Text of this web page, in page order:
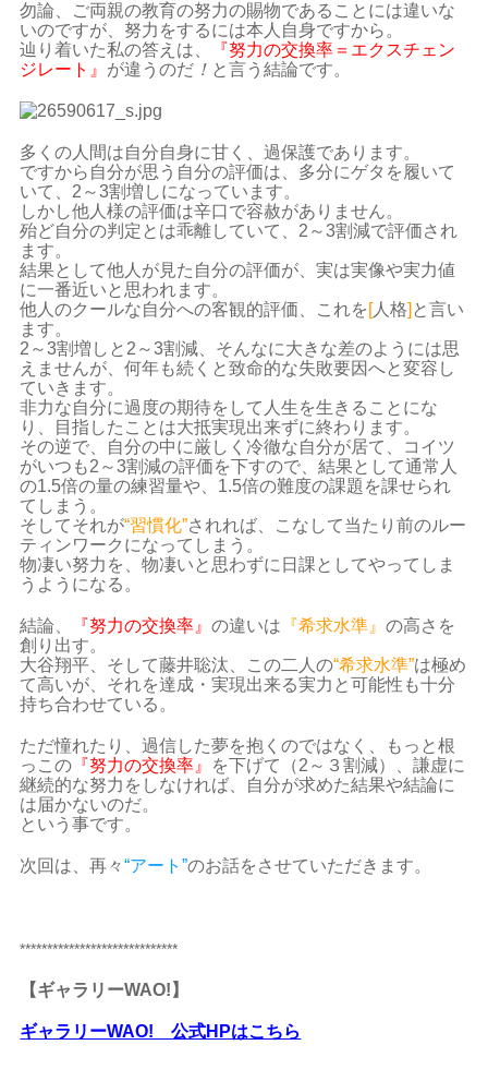
勿論、ご両親の教育の努力の賜物であることには違いな
いのですが、努力をするには本人自身ですから。
辿り着いた私の答えは、
『努力の交換率＝エクスチェン
ジレート』 が違うのだ ！ と言う結論です。
多くの人間は自分自身に甘く、過保護であります。
ですから自分が思う自分の評価は、多分にゲタを履いて
いて、 2 ～3割増しになっています。
しかし他人様の評価は辛口で容赦がありません。
殆ど自分の判定とは乖離していて、 2 ～3割減で評価され
ます。
結果として他人が見た自分の評価が、実は実像や実力値
に一番近いと思われます。
他人のクールな自分への客観的評価、これを [人格] と言い
ます。
2 ～3割増しと 2 ～3割減、そんなに大きな差のようには思
えませんが、何年も続くと致命的な失敗要因へと変容し
ていきます。
非力な自分に過度の期待をして人生を生きることにな
り、目指したことは大抵実現出来ずに終わります。
その逆で、自分の中に厳しく冷徹な自分が居て、コイツ
がいつも2～3割減の評価を下すので、結果として通常人
の1.5倍の量の練習量や、 1.5倍の難度の課題を課せられ
てしまう。
そしてそれが“習慣化”されれば、こなして当たり前のルー
ティンワークになってしまう。
物凄い努力を、物凄いと思わずに日課としてやってしま
うようになる。
結論、 『努力の交換率』の違いは 『希求水準』の高さを
創り出す。
大谷翔平、そして藤井聡汰、この二人の“希求水準”は極め
て高いが、それを達成・実現出来る実力と可能性も十分
持ち合わせている。
ただ憧れたり、過信した夢を抱くのではなく、もっと根
っこの 『努力の交換率』 を下げて（2 ～３割減）、謙虚に
継続的な努力をしなければ、自分が求めた結果や結論に
は届かないのだ。
という事です。
次回は、再々“アート”のお話をさせていただきます。
*****************************
【ギャラリーWAO!】
ギャラリーWAO! 公式HPはこちら